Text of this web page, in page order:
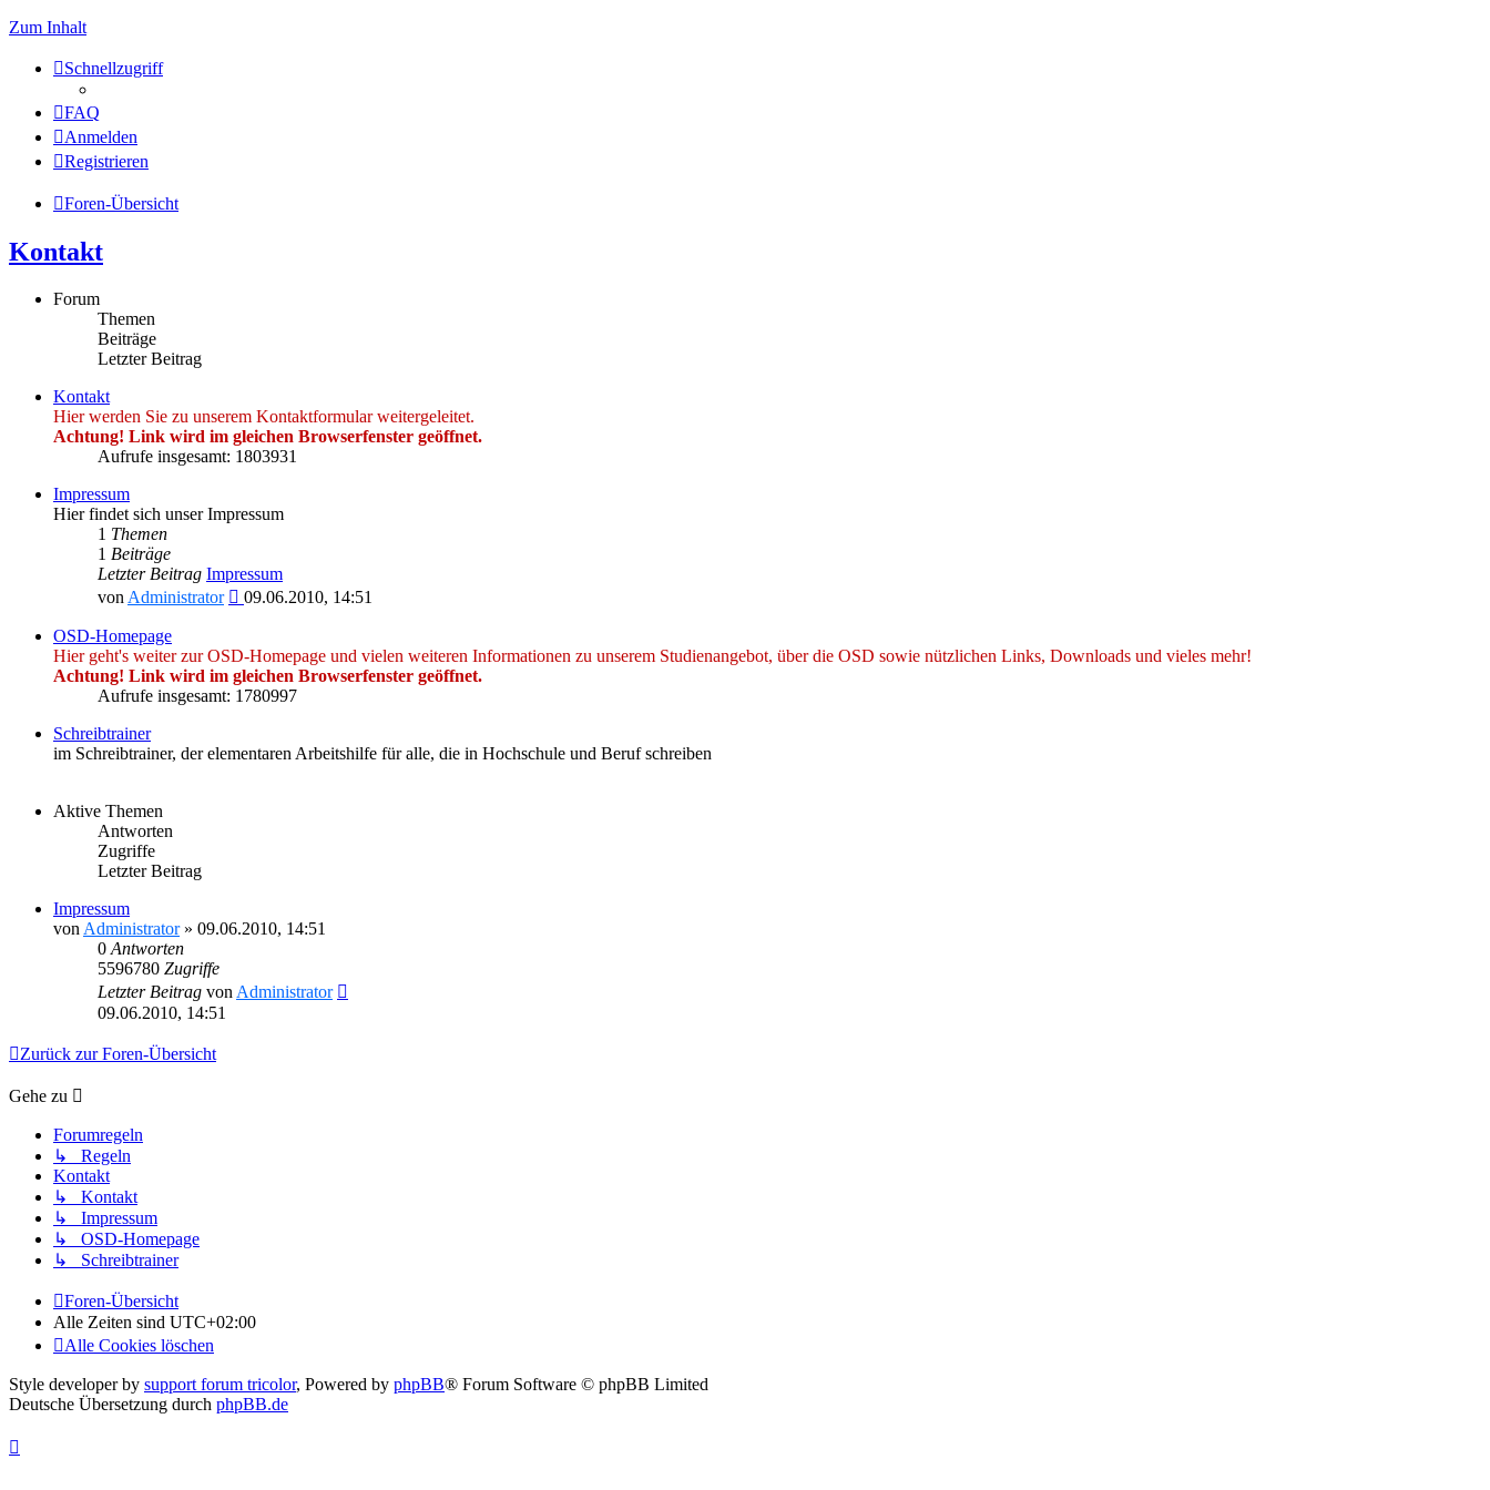
Zum Inhalt
Schnellzugriff
FAQ
Anmelden
Registrieren
Foren-Übersicht
Kontakt
Forum
Themen
Beiträge
Letzter Beitrag
Kontakt
Hier werden Sie zu unserem Kontaktformular weitergeleitet.
Achtung! Link wird im gleichen Browserfenster geöffnet.
Aufrufe insgesamt: 1803931
Impressum
Hier findet sich unser Impressum
1 Themen
1 Beiträge
Letzter Beitrag Impressum
von Administrator
Neuester
09.06.2010, 14:51
OSD-Homepage
Hier geht's weiter zur OSD-Homepage und vielen weiteren Informationen zu unserem Studienangebot, über die OSD sowie nützlichen Links, Downloads und vieles mehr!
Achtung! Link wird im gleichen Browserfenster geöffnet.
Aufrufe insgesamt: 1780997
Schreibtrainer
im Schreibtrainer, der elementaren Arbeitshilfe für alle, die in Hochschule und Beruf schreiben
Aktive Themen
Antworten
Zugriffe
Letzter Beitrag
Impressum
von Administrator» 09.06.2010, 14:51
0 Antworten
5596780 Zugriffe
Letzter Beitrag von Administrator
09.06.2010, 14:51
Zurück zur Foren-Übersicht
Gehe zu
Forumregeln
↳ Regeln
Kontakt
↳ Kontakt
↳ Impressum
↳ OSD-Homepage
↳ Schreibtrainer
Foren-Übersicht
Alle Zeiten sind UTC+02:00
Alle Cookies löschen
Style developer by support forum tricolor, Powered by phpBB® Forum Software © phpBB Limited
Deutsche Übersetzung durch phpBB.de